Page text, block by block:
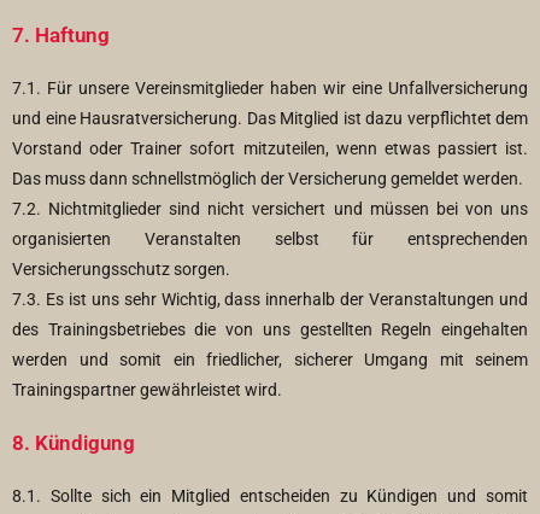
7. Haftung
7.1. Für unsere Vereinsmitglieder haben wir eine Unfallversicherung
und eine Hausratversicherung. Das Mitglied ist dazu verpflichtet dem
Vorstand oder Trainer sofort mitzuteilen, wenn etwas passiert ist.
Das muss dann schnellstmöglich der Versicherung gemeldet werden.
7.2. Nichtmitglieder sind nicht versichert und müssen bei von uns
organisierten Veranstalten selbst für entsprechenden
Versicherungsschutz sorgen.
7.3. Es ist uns sehr Wichtig, dass innerhalb der Veranstaltungen und
des Trainingsbetriebes die von uns gestellten Regeln eingehalten
werden und somit ein friedlicher, sicherer Umgang mit seinem
Trainingspartner gewährleistet wird.
8. Kündigung
8.1. Sollte sich ein Mitglied entscheiden zu Kündigen und somit